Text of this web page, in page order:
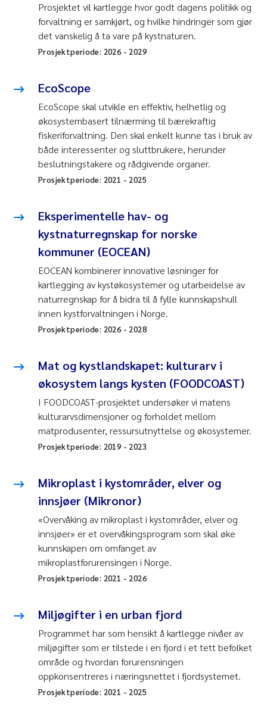
Prosjektet vil kartlegge hvor godt dagens politikk og
forvaltning er samkjørt, og hvilke hindringer som gjør
det vanskelig å ta vare på kystnaturen.
Prosjektperiode: 2026 - 2029
EcoScope
EcoScope skal utvikle en effektiv, helhetlig og
økosystembasert tilnærming til bærekraftig
fiskeriforvaltning. Den skal enkelt kunne tas i bruk av
både interessenter og sluttbrukere, herunder
beslutningstakere og rådgivende organer.
Prosjektperiode: 2021 - 2025
Eksperimentelle hav- og
kystnaturregnskap for norske
kommuner (EOCEAN)
EOCEAN kombinerer innovative løsninger for
kartlegging av kystøkosystemer og utarbeidelse av
naturregnskap for å bidra til å fylle kunnskapshull
innen kystforvaltningen i Norge.
Prosjektperiode: 2026 - 2028
Mat og kystlandskapet: kulturarv i
økosystem langs kysten (FOODCOAST)
I FOODCOAST-prosjektet undersøker vi matens
kulturarvsdimensjoner og forholdet mellom
matprodusenter, ressursutnyttelse og økosystemer.
Prosjektperiode: 2019- 2023
Mikroplast i kystområder, elver og
innsjøer (Mikronor)
«Overvåking av mikroplast i kystområder, elver og
innsjøer» er et overvåkingsprogram som skal øke
kunnskapen om omfanget av
mikroplastforurensingen i Norge.
Prosjektperiode: 2021 - 2026
Miljøgifter i en urban fjord
Programmet har som hensikt å kartlegge nivåer av
miljøgifter som er tilstede i en fjord i et tett befolket
område og hvordan forurensningen
oppkonsentreres i næringsnettet i fjordsystemet.
Prosjektperiode: 2021 - 2025